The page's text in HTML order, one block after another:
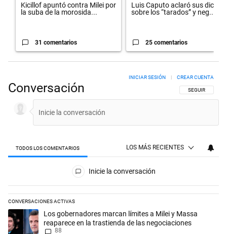
Kicillof apuntó contra Milei por
la suba de la morosida...
31 comentarios
Luis Caputo aclaró sus dichos
sobre los “tarados” y neg...
25 comentarios
Conversación SIGA ESTA
SEGUIR
INICIAR SESIÓN CREAR CUENTA
TODOS LOS COMENTARIOS LOS MÁS RECIENTES
Todos los comentarios
Inicie la conversación
CONVERSACIONES ACTIVAS
Este listado muestra los artículos con más comentarios en los
Un artículo de tendencia con el título "Los gobernadores marcan
Los gobernadores marcan límites a Milei y Massa
reaparece en la trastienda de las negociaciones
88